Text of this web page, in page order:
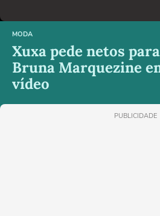
MODA
Xuxa pede netos
Bruna Marquezine
vídeo
PUBLICIDADE